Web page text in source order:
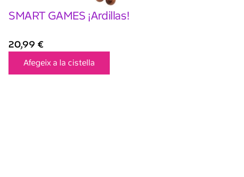
SMART GAMES ¡Ardillas!
20,99 €
Afegeix a la cistella